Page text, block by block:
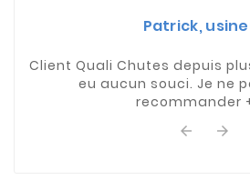
Patrick,
Client Quali Chutes depuis
eu aucun souci. Je ne
recommander
 